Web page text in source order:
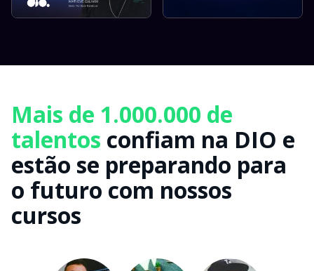
Mais de 1.000.000 de
talentos confiam na DIO e
estão se preparando para
o futuro com nossos
cursos